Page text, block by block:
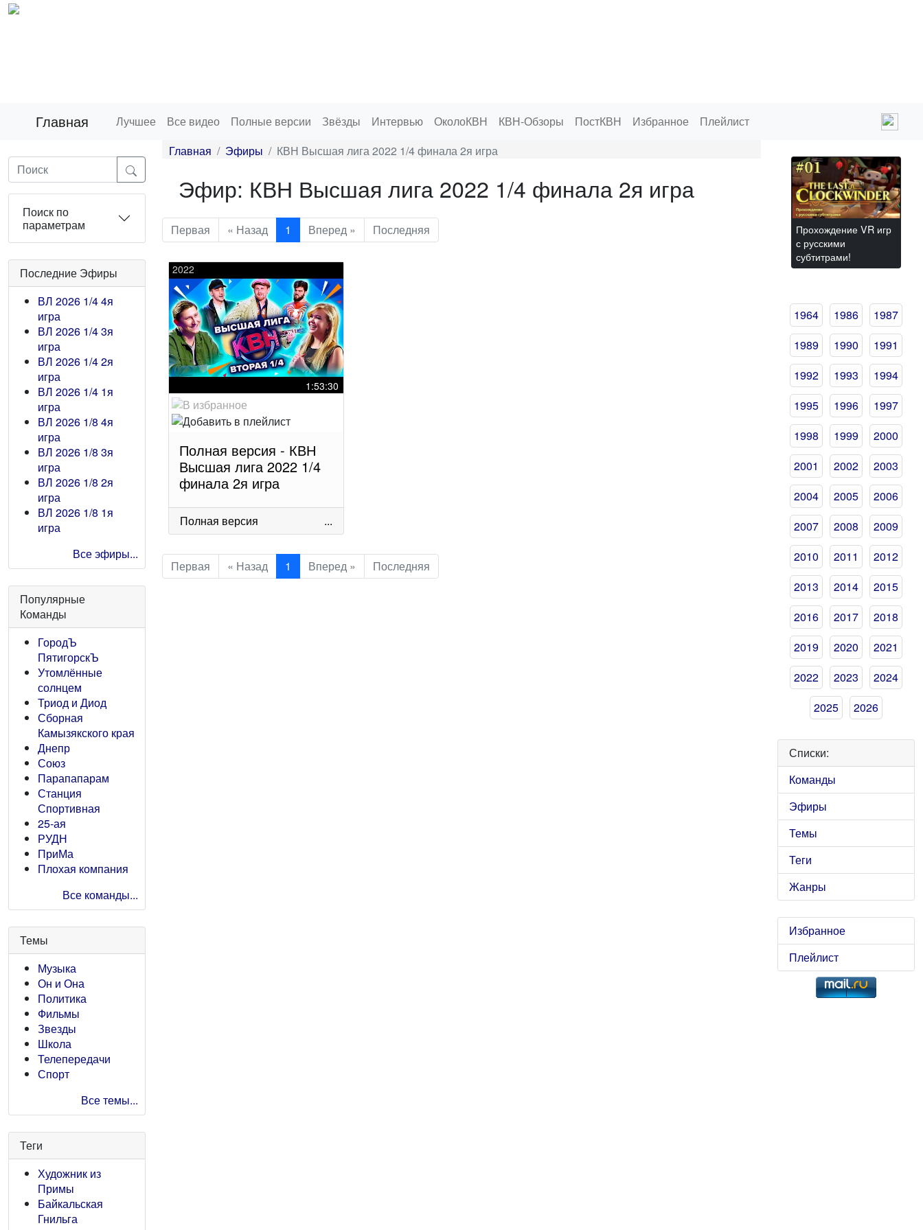
Главная Лучшее Все видео Полные версии Звёзды Интервью ОколоКВН КВН-Обзоры ПостКВН Избранное Плейлист
Поиск по
параметрам
Последние Эфиры
ВЛ 2026 1/4 4я
игра
ВЛ 2026 1/4 3я
игра
ВЛ 2026 1/4 2я
игра
ВЛ 2026 1/4 1я
игра
ВЛ 2026 1/8 4я
игра
ВЛ 2026 1/8 3я
игра
ВЛ 2026 1/8 2я
игра
ВЛ 2026 1/8 1я
игра
Все эфиры...
Популярные
Команды
ГородЪ
ПятигорскЪ
Утомлённые
солнцем
Триод и Диод
Сборная
Камызякского края
Днепр
Союз
Парапапарам
Станция
Спортивная
25-ая
РУДН
ПриМа
Плохая компания
Все команды...
Темы
Музыка
Он и Она
Политика
Фильмы
Звезды
Школа
Телепередачи
Спорт
Все темы...
Теги
Художник из
Примы
Байкальская
Гнильга
Главная Эфиры КВН Высшая лига 2022 1/4 финала 2я игра
Эфир: КВН Высшая лига 2022 1/4 финала 2я игра
Первая « Назад 1 Вперед » Последняя
2022
1:53:30
Полная версия - КВН
Высшая лига 2022 1/4
финала 2я игра
Полная версия ...
Первая « Назад 1 Вперед » Последняя
Прохождение VR игр
с русскими
субтитрами!
1964 1986
1987
1989
1990
1991
1992
1993
1994
1995
1996
1997
1998
1999
2000
2001
2002
2003
2004
2005
2006
2007
2008
2009
2010
2011
2012
2013
2014
2015
2016
2017
2018
2019
2020
2021
2022
2023
2024
2025
2026
Списки:
Команды
Эфиры
Темы
Теги
Жанры
Избранное
Плейлист